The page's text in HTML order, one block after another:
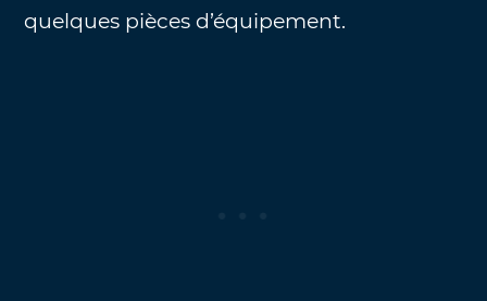
quelques pièces d’équipement.